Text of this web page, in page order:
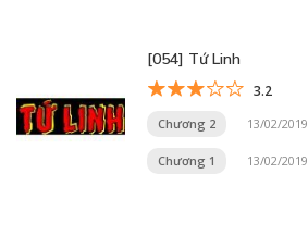
[054] Tứ Linh
3.2
Chương 2 13/02/2019
Chương 1 13/02/2019